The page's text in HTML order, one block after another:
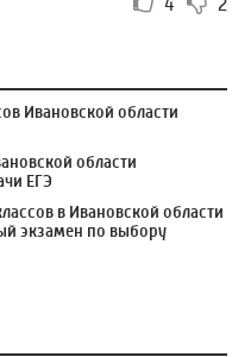
Ивановской области
области
ЕГЭ
в Ивановской области
экзамен по выбору